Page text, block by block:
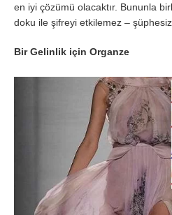
en iyi çözümü olacaktır. Bununla
doku ile şifreyi etkilemez – şüphesiz
Bir Gelinlik için Organze